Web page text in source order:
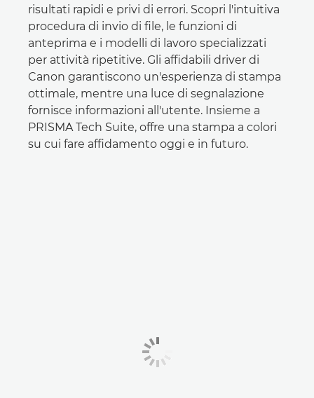
risultati rapidi e privi di errori. Scopri l'intuitiva
procedura di invio di file, le funzioni di
anteprima e i modelli di lavoro specializzati
per attività ripetitive. Gli affidabili driver di
Canon garantiscono un'esperienza di stampa
ottimale, mentre una luce di segnalazione
fornisce informazioni all'utente. Insieme a
PRISMA Tech Suite, offre una stampa a colori
su cui fare affidamento oggi e in futuro.